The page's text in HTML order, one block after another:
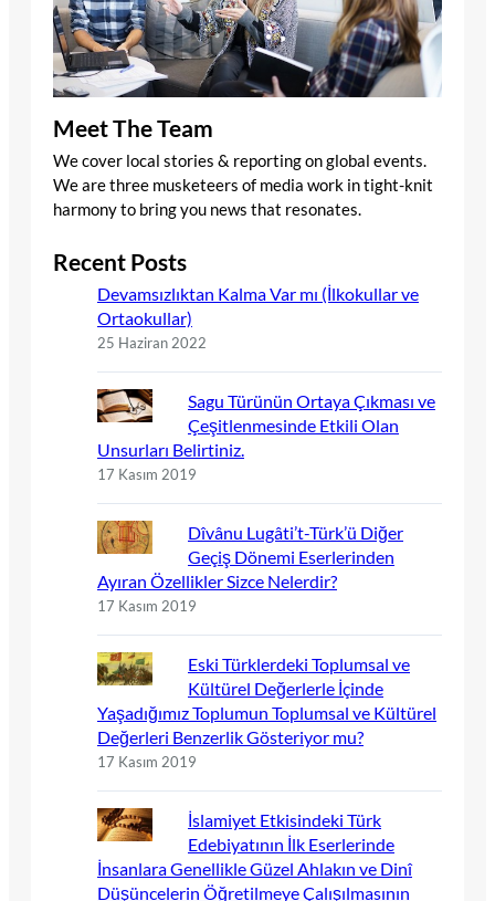
Meet The Team
We cover local stories & reporting on global events.
We are three musketeers of media work in tight-knit
harmony to bring you news that resonates.
Recent Posts
Devamsızlıktan Kalma Var mı (İlkokullar ve
Ortaokullar)
25 Haziran 2022
Sagu Türünün Ortaya Çıkması ve
Çeşitlenmesinde Etkili Olan
Unsurları Belirtiniz.
17 Kasım 2019
Dîvânu Lugâti’t-Türk’ü Diğer
Geçiş Dönemi Eserlerinden
Ayıran Özellikler Sizce Nelerdir?
17 Kasım 2019
Eski Türklerdeki Toplumsal ve
Kültürel Değerlerle İçinde
Yaşadığımız Toplumun Toplumsal ve Kültürel
Değerleri Benzerlik Gösteriyor mu?
17 Kasım 2019
İslamiyet Etkisindeki Türk
Edebiyatının İlk Eserlerinde
İnsanlara Genellikle Güzel Ahlakın ve Dinî
Düşüncelerin Öğretilmeye Çalışılmasının